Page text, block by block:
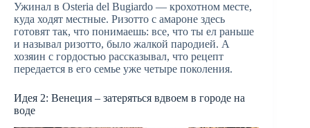
Ужинал в Osteria del Bugiardo — крохотном месте,
куда ходят местные. Ризотто с амароне здесь
готовят так, что понимаешь: все, что ты ел раньше
и называл ризотто, было жалкой пародией. А
хозяин с гордостью рассказывал, что рецепт
передается в его семье уже четыре поколения.
Идея 2: Венеция – затеряться вдвоем в городе на
воде